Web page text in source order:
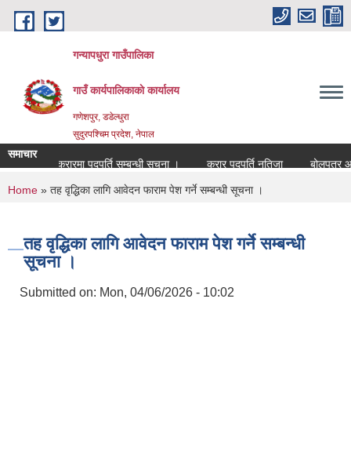
Skip to main content
गन्यापधुरा गाउँपालिका
गाउँ कार्यपालिकाकाे कार्यालय
गणेशपुर, डडेल्धुरा
सुदुरपश्चिम प्रदेश, नेपाल
समाचार
सेवा करारमा पदपुर्ति सम्बन्धी सुचना ।
करार पदपुर्ति नतिजा बोलपत्र
You are here
Home » तह वृद्धिका लागि आवेदन फाराम पेश गर्ने सम्बन्धी सूचना ।
तह वृद्धिका लागि आवेदन फाराम पेश गर्ने सम्बन्धी
सूचना ।
Submitted on: Mon, 04/06/2026 - 10:02